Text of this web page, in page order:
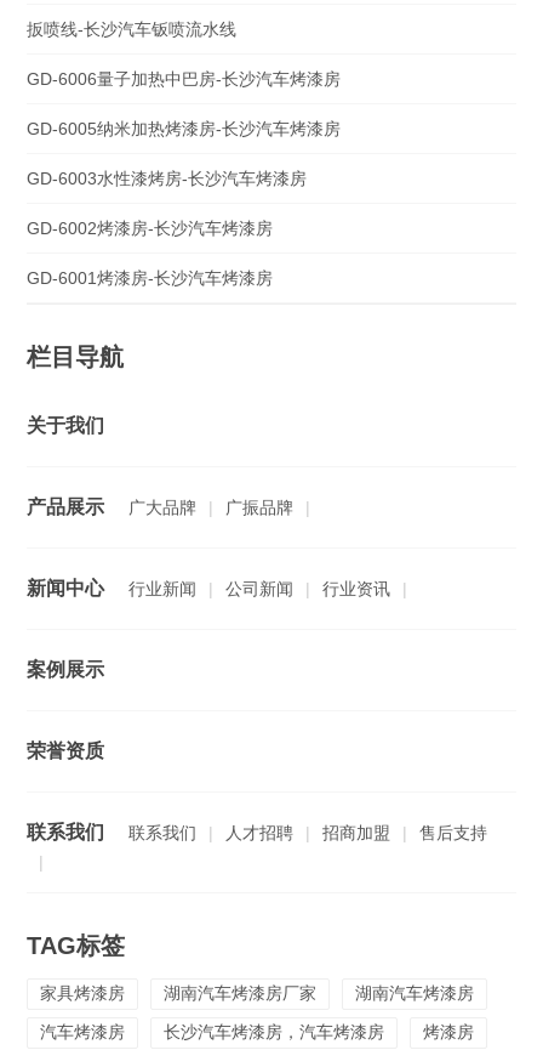
扳喷线-长沙汽车钣喷流水线
GD-6006量子加热中巴房-长沙汽车烤漆房
GD-6005纳米加热烤漆房-长沙汽车烤漆房
GD-6003水性漆烤房-长沙汽车烤漆房
GD-6002烤漆房-长沙汽车烤漆房
GD-6001烤漆房-长沙汽车烤漆房
栏目导航
关于我们
产品展示 广大品牌 | 广振品牌 |
新闻中心 行业新闻 | 公司新闻 | 行业资讯 |
案例展示
荣誉资质
联系我们 联系我们 | 人才招聘 | 招商加盟 |
售后支持
|
TAG标签
家具烤漆房 湖南汽车烤漆房厂家
湖南汽车烤漆房
汽车烤漆房
长沙汽车烤漆房，汽车烤漆房 烤漆房